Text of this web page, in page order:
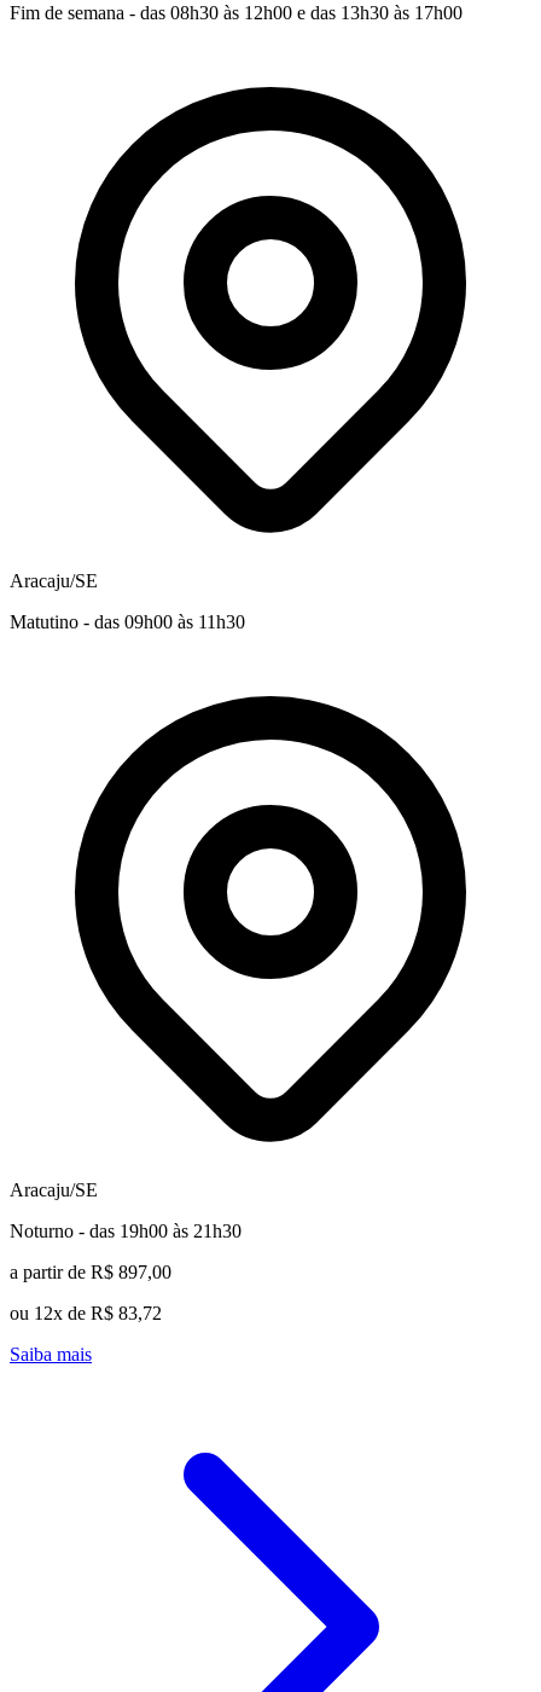
Fim de semana - das 08h30 às 12h00 e das 13h30 às 17h00
Aracaju/SE
Matutino - das 09h00 às 11h30
Aracaju/SE
Noturno - das 19h00 às 21h30
a partir de R$ 897,00
ou 12x de R$ 83,72
Saiba mais